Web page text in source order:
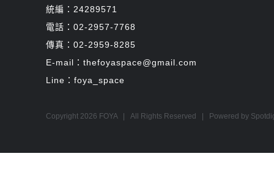
統編：24289571
電話：02-2957-7768
傳真：02-2959-8285
E-mail：thefoyaspace@gmail.com
Line：foya_space
Copyright 2026 FOYA | All Rights Reserved | Powered by